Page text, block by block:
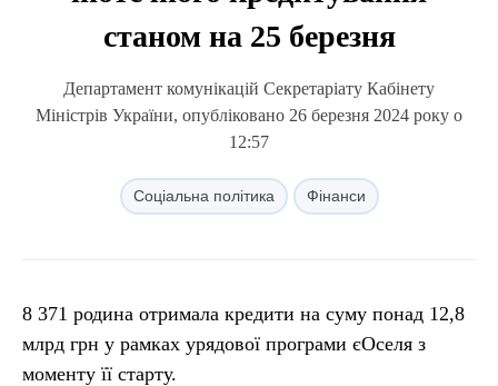
станом на 25 березня
Департамент комунікацій Секретаріату Кабінету
Міністрів України, опубліковано 26 березня 2024 року о
12:57
Соціальна політика Фінанси
8 371 родина отримала кредити на суму понад 12,8
млрд грн у рамках урядової програми єОселя з
моменту її старту.